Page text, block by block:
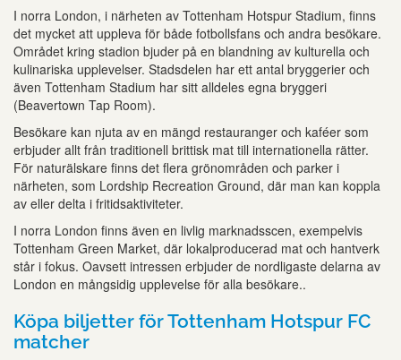
I norra London, i närheten av Tottenham Hotspur Stadium, finns
det mycket att uppleva för både fotbollsfans och andra besökare.
Området kring stadion bjuder på en blandning av kulturella och
kulinariska upplevelser. Stadsdelen har ett antal bryggerier och
även Tottenham Stadium har sitt alldeles egna bryggeri
(Beavertown Tap Room).
Besökare kan njuta av en mängd restauranger och kaféer som
erbjuder allt från traditionell brittisk mat till internationella rätter.
För naturälskare finns det flera grönområden och parker i
närheten, som Lordship Recreation Ground, där man kan koppla
av eller delta i fritidsaktiviteter.
I norra London finns även en livlig marknadsscen, exempelvis
Tottenham Green Market, där lokalproducerad mat och hantverk
står i fokus. Oavsett intressen erbjuder de nordligaste delarna av
London en mångsidig upplevelse för alla besökare..
Köpa biljetter för Tottenham Hotspur FC
matcher